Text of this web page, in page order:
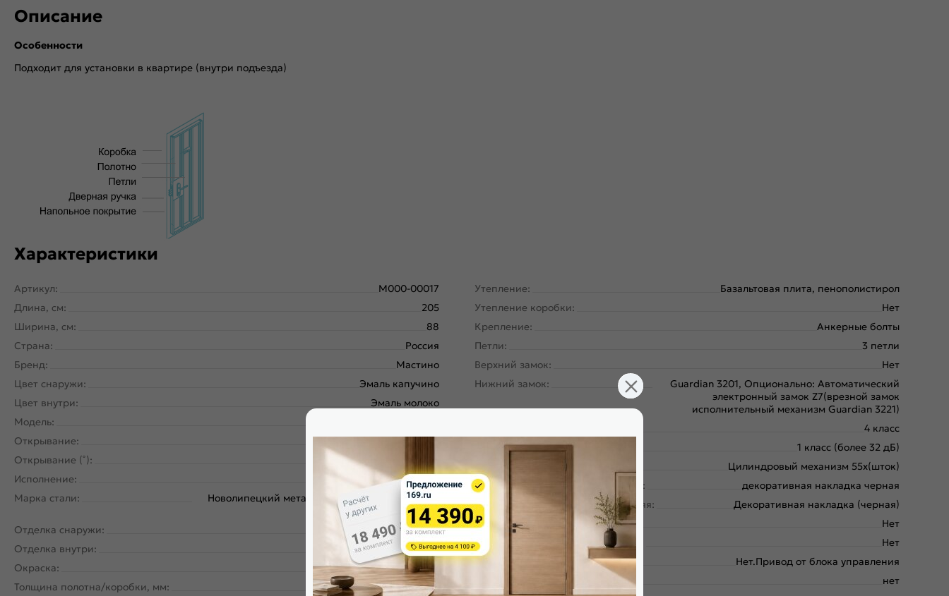
Описание
Особенности
Подходит для установки в квартире (внутри подъезда)
Характеристики
Артикул:
M000-00017
Длина, см:
205
Ширина, см:
88
Страна:
Россия
Бренд:
Мастино
Цвет снаружи:
Эмаль капучино
Цвет внутри:
Эмаль молоко
Модель:
Открывание:
Левое
Открывание (˚):
Исполнение:
Панель-панель
Марка стали:
Новолипецкий металлургический завод, завод
Северсталь; РФ
Отделка снаружи:
Эмаль капучино, 195
Отделка внутри:
Эмаль молоко, 164
Окраска:
Шоколад букле
Толщина полотна/коробки, мм:
100/110
Утепление:
Базальтовая плита, пенополистирол
Утепление коробки:
Нет
Крепление:
Анкерные болты
Петли:
3 петли
Верхний замок:
Нет
Нижний замок:
Guardian 3201, Опционально: Автоматический
электронный замок Z7(врезной замок
исполнительный механизм Guardian 3221)
4 класс
Класс шумоизоляции:
1 класс (более 32 дБ)
Цилиндр:
Цилиндровый механизм 55х(шток)
Накладка цилиндровая наружная:
декоративная накладка черная
Накладка цилиндровая внутренняя:
Декоративная накладка (черная)
Накладка сувальдная наружная:
Нет
Накладка сувальдная внутренняя:
Нет
Ручка:
Нет.Привод от блока управления
нет